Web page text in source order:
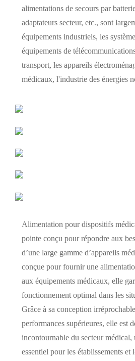
alimentations de secours par
adaptateurs secteur, etc., sont
équipements industriels, les
équipements de
transport, les appareils
médicaux, l'industrie des énergies
Alimentation pour dispositifs
pointe conçu pour répondre aux
d’une large gamme d’appareils
conçue pour fournir une
aux équipements médicaux, elle
fonctionnement optimal dans les
Grâce à sa conception
performances supérieures, elle est
incontournable du secteur médical,
essentiel pour les établissements et